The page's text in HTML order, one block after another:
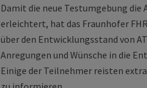
Damit die neue Testumgebung
erleichtert, hat das Fraunhofer
über den Entwicklungsstand von
Anregungen und Wünsche in die
Einige der Teilnehmer reisten